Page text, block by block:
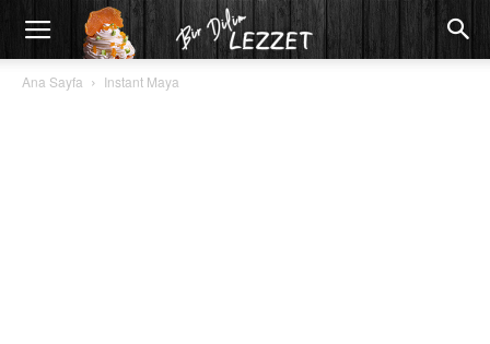
Ana Sayfa Instant Maya